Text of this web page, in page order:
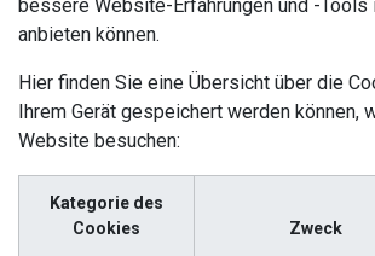
bessere Website-Erfahrungen und -Tools
anbieten können.
Hier finden Sie eine Übersicht über die
Ihrem Gerät gespeichert werden können,
Website besuchen:
Kategorie des
Cookies
Zweck